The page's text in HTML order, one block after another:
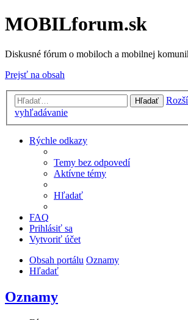
MOBILforum.sk
Diskusné fórum o mobiloch a mobilnej
Prejsť na obsah
Hľadať
vyhľadávanie
Rýchle odkazy
Temy bez odpovedí
Aktívne témy
Hľadať
FAQ
Prihlásiť sa
Vytvoriť účet
Obsah portálu Oznamy
Hľadať
Oznamy